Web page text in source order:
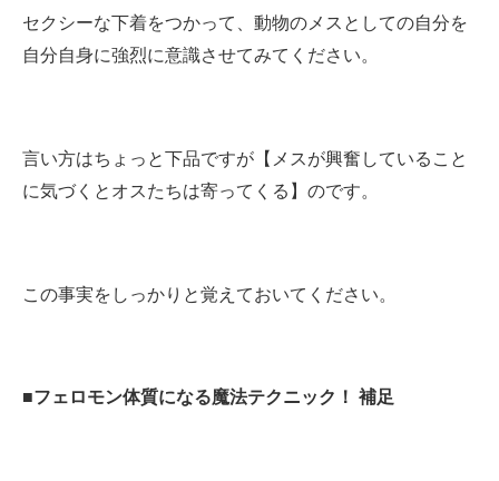
セクシーな下着をつかって、動物のメスとしての自分を
自分自身に強烈に意識させてみてください。
言い方はちょっと下品ですが【メスが興奮していること
に気づくとオスたちは寄ってくる】のです。
この事実をしっかりと覚えておいてください。
■フェロモン体質になる魔法テクニック！ 補足